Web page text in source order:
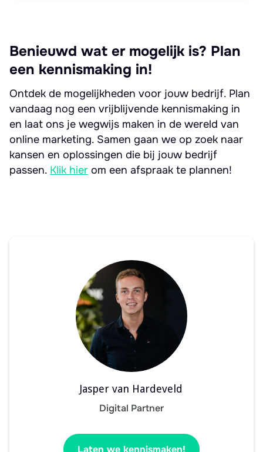
Benieuwd wat er mogelijk is? Plan
een kennismaking in!
Ontdek de mogelijkheden voor jouw bedrijf. Plan
vandaag nog een vrijblijvende kennismaking in
en laat ons je wegwijs maken in de wereld van
online marketing. Samen gaan we op zoek naar
kansen en oplossingen die bij jouw bedrijf
passen. Klik hier om een afspraak te plannen!
Jasper van Hardeveld
Digital Partner